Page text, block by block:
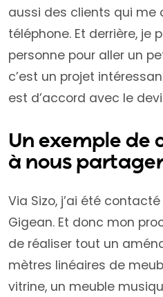
aussi des clients qui
téléphone. Et derrière, je
personne pour aller un
c’est un projet
est d’accord avec le
Un exemple de
à nous
Via Sizo, j’ai été
Gigean. Et donc mon
de réaliser tout un
mètres linéaires de
vitrine, un meuble